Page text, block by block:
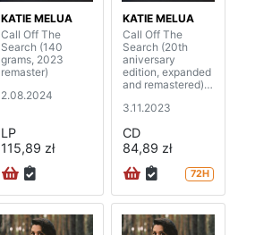
KATIE MELUA
Call Off The
Search (140
grams, 2023
remaster)
2.08.2024
LP
115,89 zł
KATIE MELUA
Call Off The
Search (20th
aniversary
edition, expanded
and remastered)
3.11.2023
CD
84,89 zł
72H